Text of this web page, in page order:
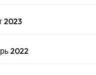
2023
2022